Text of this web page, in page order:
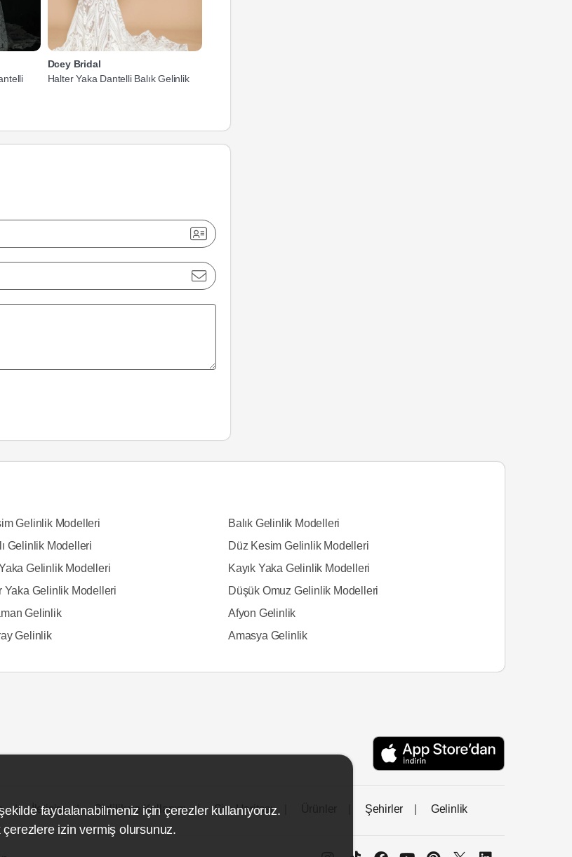
Dcey Bridal
Halter Yaka Dantelli Balık Gelinlik
Gelinlik Modelleri
Balık Gelinlik Modelleri
Gelinlik Modelleri
Düz Kesim Gelinlik Modelleri
Gelinlik Modelleri
Kayık Yaka Gelinlik Modelleri
Yaka Gelinlik Modelleri
Düşük Omuz Gelinlik Modelleri
Gelinlik
Afyon Gelinlik
Gelinlik Amasya Gelinlik
İletişim Gizlilik ve Kullanım Site Haritası Şehirler Gelinlik
faydalanabilmeniz için çerezler kullanıyoruz.
izin vermiş olursunuz.